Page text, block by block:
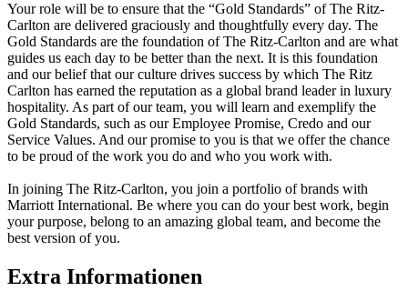
Your role will be to ensure that the “Gold Standards” of The Ritz-
Carlton are delivered graciously and thoughtfully every day. The
Gold Standards are the foundation of The Ritz-Carlton and are what
guides us each day to be better than the next. It is this foundation
and our belief that our culture drives success by which The Ritz
Carlton has earned the reputation as a global brand leader in luxury
hospitality. As part of our team, you will learn and exemplify the
Gold Standards, such as our Employee Promise, Credo and our
Service Values. And our promise to you is that we offer the chance
to be proud of the work you do and who you work with.
In joining The Ritz-Carlton, you join a portfolio of brands with
Marriott International. Be where you can do your best work, begin
your purpose, belong to an amazing global team, and become the
best version of you.
Extra Informationen